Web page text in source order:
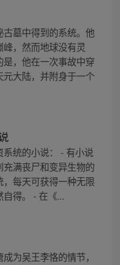
墓中得到的系统。他
，然而地球没有灵
，他在一次事故中穿
大陆，并附身于一个
统的小说： - 有小说
满丧尸和变异生物的
每天可获得一种无限
得。 - 在《...
为吴王李恪的情节，